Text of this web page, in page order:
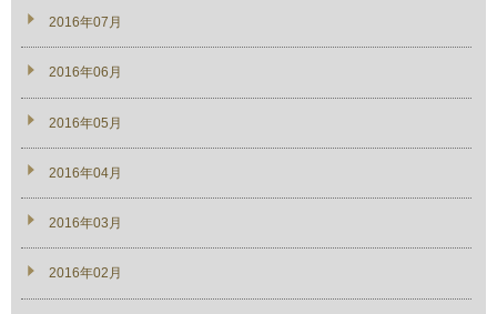
2016年07月
2016年06月
2016年05月
2016年04月
2016年03月
2016年02月